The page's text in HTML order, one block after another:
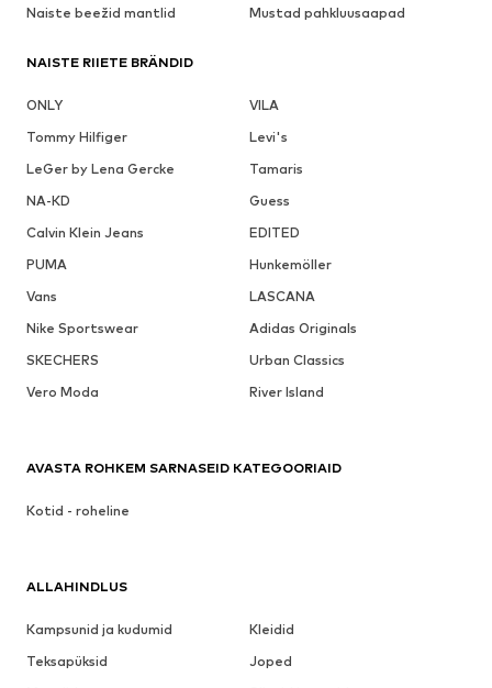
Naiste beežid mantlid Mustad pahkluusaapad
NAISTE RIIETE BRÄNDID
ONLY
VILA
Tommy Hilfiger
Levi's
LeGer by Lena Gercke
Tamaris
NA-KD
Guess
Calvin Klein Jeans
EDITED
PUMA
Hunkemöller
Vans
LASCANA
Nike Sportswear
Adidas Originals
SKECHERS
Urban Classics
Vero Moda
River Island
ALLAHINDLUS
Kampsunid ja kudumid
Kleidid
Teksapüksid
Joped
AVASTA ROHKEM SARNASEID KATEGOORIAID
Kotid - roheline